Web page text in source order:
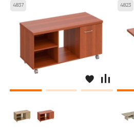
4837 4823